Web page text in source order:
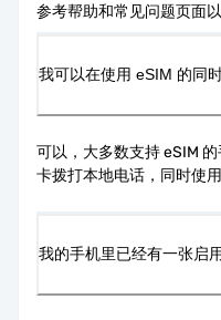
参考帮助和常见问题页面
我可以在使用 eSIM 的同
可以，大多数支持 eSIM
卡拨打本地电话，同时使
我的手机里已经有一张启